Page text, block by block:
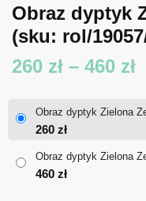
Obraz dyptyk
(sku: rol/
260 zł – 460 zł
Obraz dyptyk Zielona
260 zł
Obraz dyptyk Zielona
460 zł